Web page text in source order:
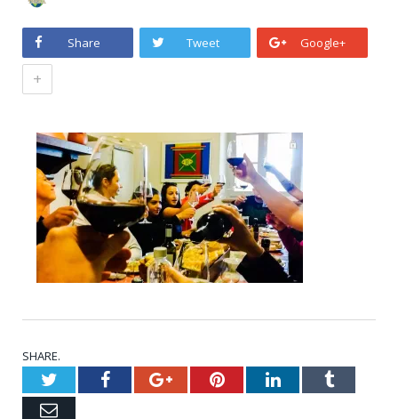
Share Tweet Google+
+
SHARE.
TwitterFacebookGoogle+PinterestLinkedInTumblr
Email